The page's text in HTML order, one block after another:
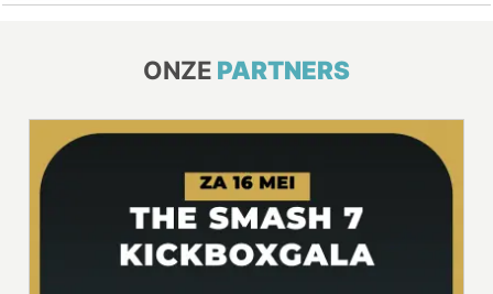
ONZE PARTNERS